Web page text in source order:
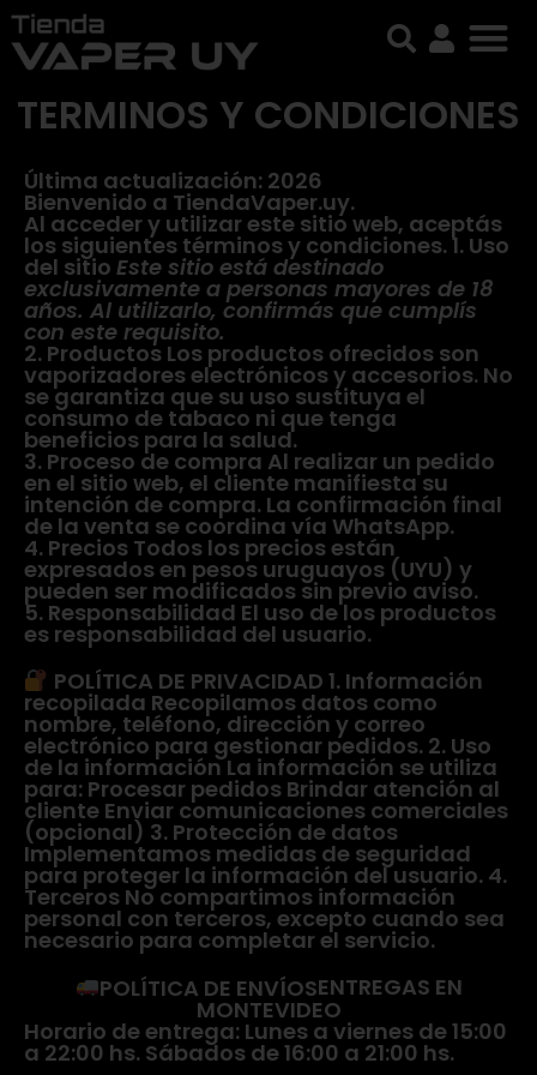
TERMINOS Y CONDICIONES
Última actualización: 2026
Bienvenido a TiendaVaper.uy.
Al acceder y utilizar este sitio web, aceptás
los siguientes términos y condiciones. 1. Uso
del sitio Este sitio está destinado
exclusivamente a personas mayores de 18
años. Al utilizarlo, confirmás que cumplís
con este requisito.
2. Productos Los productos ofrecidos son
vaporizadores electrónicos y accesorios. No
se garantiza que su uso sustituya el
consumo de tabaco ni que tenga
beneficios para la salud.
3. Proceso de compra Al realizar un pedido
en el sitio web, el cliente manifiesta su
intención de compra. La confirmación final
de la venta se coordina vía WhatsApp.
4. Precios Todos los precios están
expresados en pesos uruguayos (UYU) y
pueden ser modificados sin previo aviso.
5. Responsabilidad El uso de los productos
es responsabilidad del usuario.
POLÍTICA DE PRIVACIDAD 1. Información
recopilada Recopilamos datos como
nombre, teléfono, dirección y correo
electrónico para gestionar pedidos. 2. Uso
de la información La información se utiliza
para: Procesar pedidos Brindar atención al
cliente Enviar comunicaciones comerciales
(opcional) 3. Protección de datos
Implementamos medidas de seguridad
para proteger la información del usuario. 4.
Terceros No compartimos información
personal con terceros, excepto cuando sea
necesario para completar el servicio.
POLÍTICA DE ENVÍOSENTREGAS EN
MONTEVIDEO
Horario de entrega: Lunes a viernes de 15:00
a 22:00 hs. Sábados de 16:00 a 21:00 hs.